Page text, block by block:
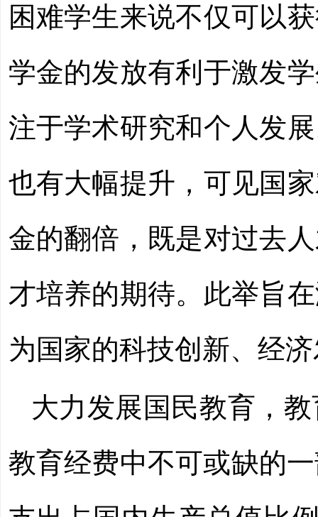
困难学生来说不仅可以
学金的发放有利于激发
注于学术研究和个人发
也有大幅提升，可见国
金的翻倍，既是对过去
才培养的期待。此举旨
为国家的科技创新、经
大力发展国民教育，
教育经费中不可或缺的